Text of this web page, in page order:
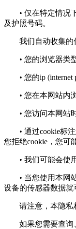
• 仅在特定情况下
及护照号码。
我们自动收集的信
• 您的浏览器类型
• 您的ip (internet
• 您在本网站内浏
• 您访问本网站时
• 通过cookie标注
您拒绝cookie，您可
• 我们可能会使用
• 当您使用本网站
设备的传感器数据就
请注意，本隐私权
如果您需要查询